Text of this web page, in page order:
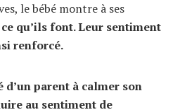
le bébé montre à ses
qu’ils font. Leur sentiment
renforcé.
d’un parent à calmer son
au sentiment de